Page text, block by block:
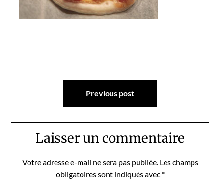
Navigation
Previous post
Laisser un commentaire
Votre adresse e-mail ne sera pas publiée. Les champs
obligatoires sont indiqués avec *